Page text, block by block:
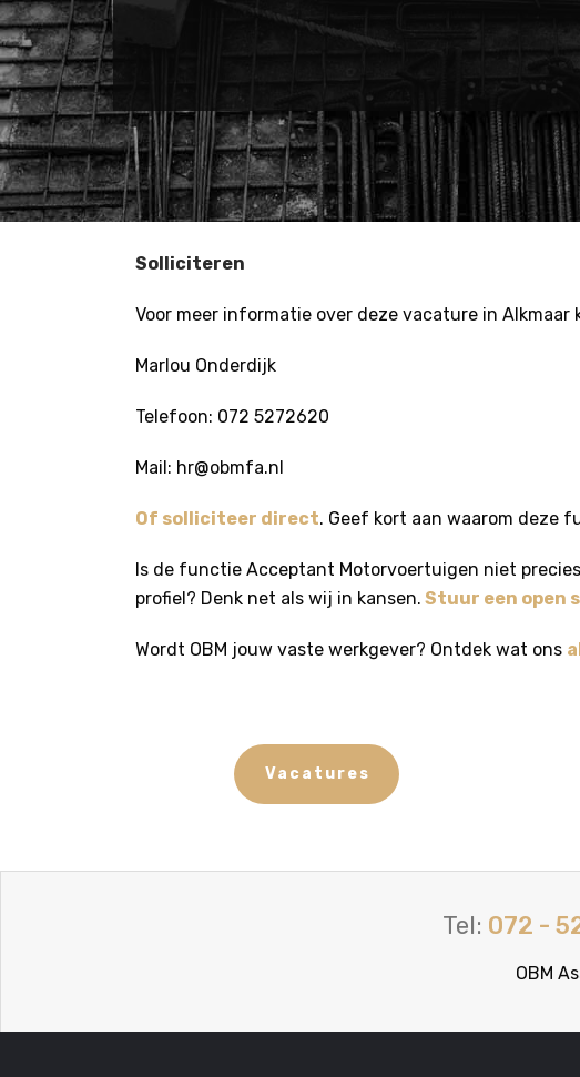
Solliciteren
Voor meer informatie over deze vacature in
Marlou Onderdijk
Telefoon: 072 5272620
Mail: hr@obmfa.nl
Of solliciteer direct. Geef kort aan waarom deze
Is de functie Acceptant Motorvoertuigen niet
profiel? Denk net als wij in kansen. Stuur een open
Wordt OBM jouw vaste werkgever? Ontdek wat ons
Vacatures
Tel: 072 -
OBM